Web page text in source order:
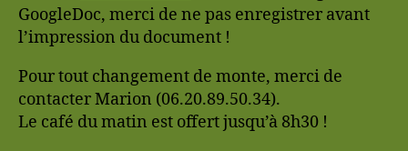
GoogleDoc, merci de ne pas enregistrer avant
l’impression du document !
Pour tout changement de monte, merci de
contacter Marion (06.20.89.50.34).
Le café du matin est offert jusqu’à 8h30 !